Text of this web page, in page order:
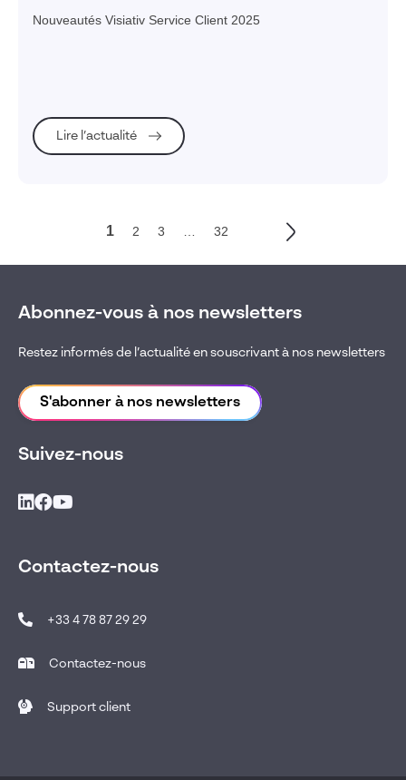
expérience enrichie, un support augmenté et
Nouveautés Visiativ Service Client 2025
Lire l’actualité
1 2 3 32
Abonnez-vous à nos newsletters
Restez informés de l’actualité en souscrivant à nos newsletters
S'abonner à nos newsletters
Suivez-nous
Contactez-nous
+33 4 78 87 29 29
Contactez-nous
Support client